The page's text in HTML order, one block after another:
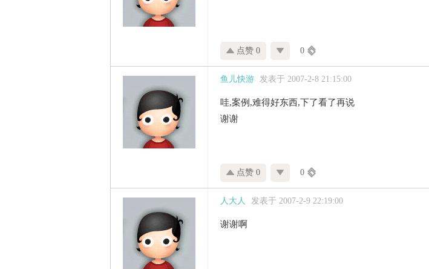
点赞 0 0
鱼儿快游 发表于 2007-2-8 21:15:00
哇,案例,难得好东西,下了看了再说
谢谢
点赞 0 0
人大人 发表于 2007-2-9 22:19:00
谢谢啊